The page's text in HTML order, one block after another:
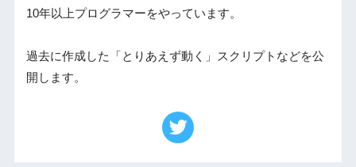
10年以上プログラマーをやっています。
過去に作成した「とりあえず動く」スクリプトなどを公
開します。